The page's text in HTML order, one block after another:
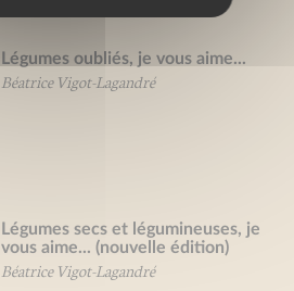
Légumes oubliés, je vous aime...
Béatrice Vigot-Lagandré
Légumes secs et légumineuses, je
vous aime... (nouvelle édition)
Béatrice Vigot-Lagandré